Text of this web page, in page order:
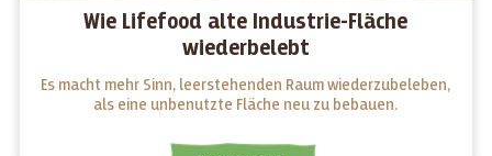
Wie Lifefood alte Industrie-Fläche
wiederbelebt
Es macht mehr Sinn, leerstehenden Raum wiederzubeleben,
als eine unbenutzte Fläche neu zu bebauen.